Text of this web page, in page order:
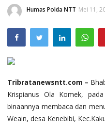
Lantas
Polisi Kita
Mitra Polisi
Giat Ops
Link Polda NTT
Humas Polda NTT Mei 11,
Tribratanewsntt.com –
Krispianus Ola Komek,
binaannya membaca dan
Weain, desa Kenebibi,